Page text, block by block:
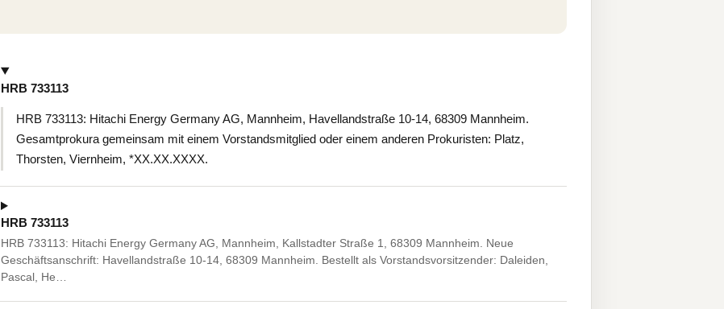
HRB 733113
HRB 733113: Hitachi Energy Germany AG, Mannheim, Havellandstraße 10-14, 68309 Mannheim.
Gesamtprokura gemeinsam mit einem Vorstandsmitglied oder einem anderen Prokuristen: Platz,
Thorsten, Viernheim, *XX.XX.XXXX.
HRB 733113
HRB 733113: Hitachi Energy Germany AG, Mannheim, Kallstadter Straße 1, 68309 Mannheim. Neue
Geschäftsanschrift: Havellandstraße 10-14, 68309 Mannheim. Bestellt als Vorstandsvorsitzender: Daleiden,
Pascal, He…